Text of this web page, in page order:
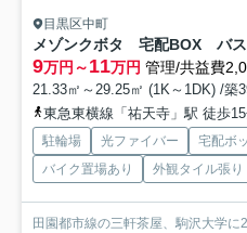
目黒区中町
9万円～11万円 管理/共益費
21.33㎡～29.25㎡ (1K～1DK) /築
東急東横線「祐天寺」駅 徒歩
駐輪場 光ファイバー 宅配ボ
バイク置場あり
外観タイル張り
田園都市線の三軒茶屋、駒沢大学